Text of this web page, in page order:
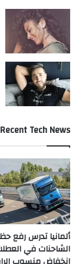
Recent Tech News
ألمانيا تدرس رفع
الشاحنات في